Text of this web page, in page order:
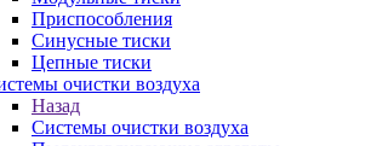
Приспособления
Синусные тиски
Цепные тиски
очистки воздуха
Назад
Системы очистки воздуха